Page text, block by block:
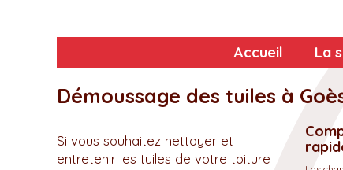
Accueil La
Démoussage des tuiles à
Si vous souhaitez nettoyer et
entretenir les tuiles de votre toiture